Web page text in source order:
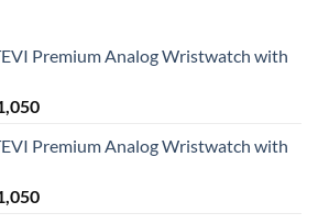
Premium Analog Wristwatch with
Current
is:
Premium Analog Wristwatch with
Current